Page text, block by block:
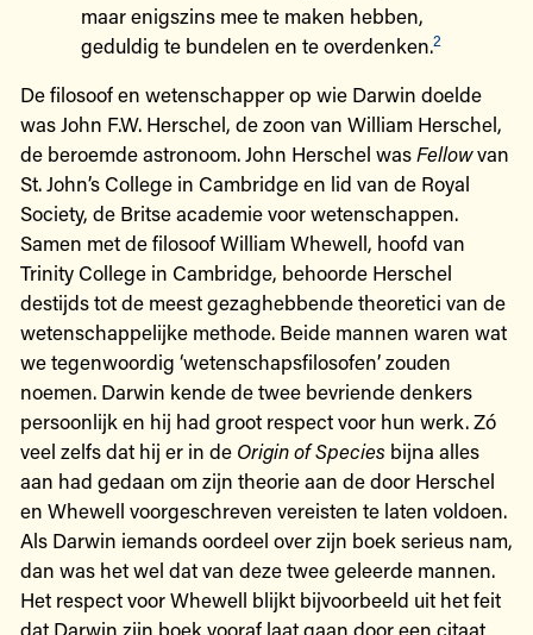
maar enigszins mee te maken hebben,
geduldig te bundelen en te overdenken.2
De filosoof en wetenschapper op wie Darwin doelde
was John F.W. Herschel, de zoon van William Herschel,
de beroemde astronoom. John Herschel wasFellowvan
St. John’s College in Cambridge en lid van de Royal
Society, de Britse academie voor wetenschappen.
Samen met de filosoof William Whewell, hoofd van
Trinity College in Cambridge, behoorde Herschel
destijds tot de meest gezaghebbende theoretici van de
wetenschappelijke methode. Beide mannen waren wat
we tegenwoordig ‘wetenschapsfilosofen’ zouden
noemen. Darwin kende de twee bevriende denkers
persoonlijk en hij had groot respect voor hun werk. Zó
veel zelfs dat hij er in de Origin of Species bijna alles
aan had gedaan om zijn theorie aan de door Herschel
en Whewell voorgeschreven vereisten te laten voldoen.
Als Darwin iemands oordeel over zijn boek serieus nam,
dan was het wel dat van deze twee geleerde mannen.
Het respect voor Whewell blijkt bijvoorbeeld uit het feit
dat Darwin zijn boek vooraf laat gaan door een citaat